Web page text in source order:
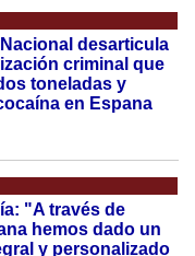
desarticula
criminal que
toneladas y
en Espana
"A través de
hemos dado un
y personalizado